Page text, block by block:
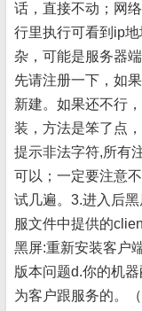
话，直接不动；网
行里执行可看到ip
杂，可能是服务器
先请注册一下，如
新建。如果还不行
装，方法是笨了点
提示非法字符,所有
可以；一定要注意
试几遍。3.进入后
服文件中提供的
黑屏:重新安装客户
版本问题d.你的机
为客户跟服务的。